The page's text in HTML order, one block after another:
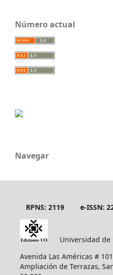
Número actual
Navegar
RPNS: 2119 e-ISSN:
Universidad
Avenida Las Américas #
Ampliación de Terrazas,